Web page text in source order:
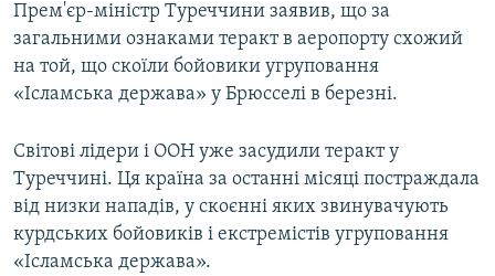
Прем'єр-міністр Туреччини заявив, що за
загальними ознаками теракт в аеропорту схожий
на той, що скоїли бойовики угруповання
«Ісламська держава» у Брюсселі в березні.
Світові лідери і ООН уже засудили теракт у
Туреччині. Ця країна за останні місяці постраждала
від низки нападів, у скоєнні яких звинувачують
курдських бойовиків і екстремістів угруповання
«Ісламська держава».